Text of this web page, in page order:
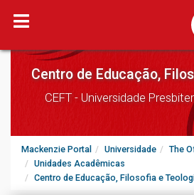
Centro de Educação,
CEFT - Universidade
Mackenzie Portal Universidade
The
Unidades Acadêmicas
Centro de Educação, Filosofia e